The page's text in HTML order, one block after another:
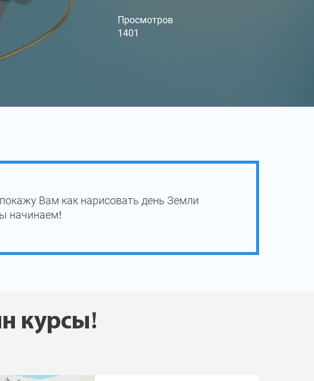
Просмотров
1401
Вам как нарисовать день Земли
начинаем!
курсы!